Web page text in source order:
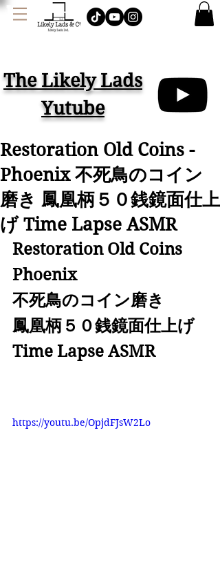
AMES LOCK & CO. ハット イギリス
The Likely Lads
Yutube
Restoration Old Coins -
Phoenix 不死鳥のコイン
磨き 鳳凰柄５０銭鏡面仕上
げ Time Lapse ASMR
Restoration Old Coins
Phoenix
不死鳥のコイン磨き
鳳凰柄５０銭鏡面仕上げ
Time Lapse ASMR
https://youtu.be/OpjdFJsW2Lo